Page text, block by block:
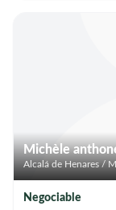
Michèle
Alcalá de Henares /
Negociable